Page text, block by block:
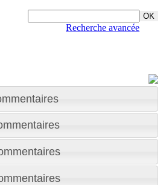
Recherche avancée